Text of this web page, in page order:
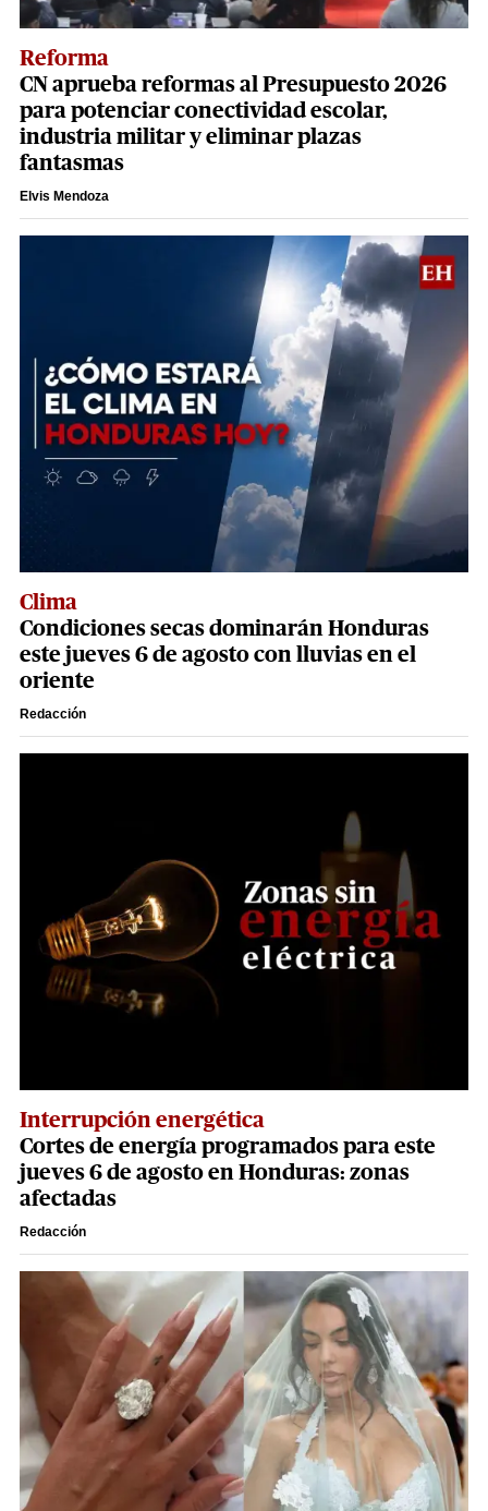
Reforma
CN aprueba reformas al Presupuesto 2026
para potenciar conectividad escolar,
industria militar y eliminar plazas
fantasmas
Elvis Mendoza
Clima
Condiciones secas dominarán Honduras
este jueves 6 de agosto con lluvias en el
oriente
Redacción
Interrupción energética
Cortes de energía programados para este
jueves 6 de agosto en Honduras: zonas
afectadas
Redacción